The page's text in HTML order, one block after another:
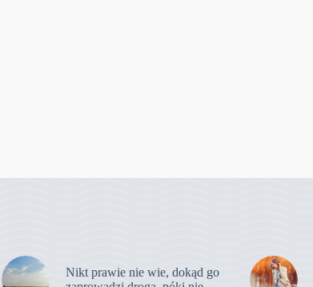
Nikt prawie nie wie, dokąd go